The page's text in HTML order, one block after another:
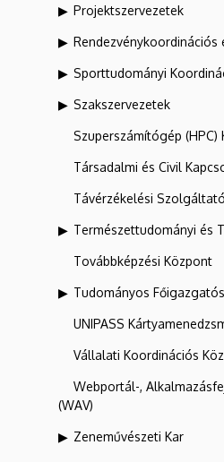
Projektszervezetek
Rendezvénykoordinációs
Sporttudományi
Szakszervezetek
Szuperszámítógép (HPC)
Társadalmi és Civil
Távérzékelési
Természettudományi és
Továbbképzési Központ
Tudományos
UNIPASS
Vállalati Koordinációs
Webportál-,
(WAV)
Zeneművészeti Kar